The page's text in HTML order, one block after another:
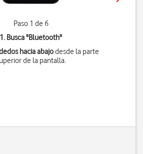
Paso 1 de 6
1. Busca "Bluetooth"
hacia abajodesde la parte
de la pantalla.